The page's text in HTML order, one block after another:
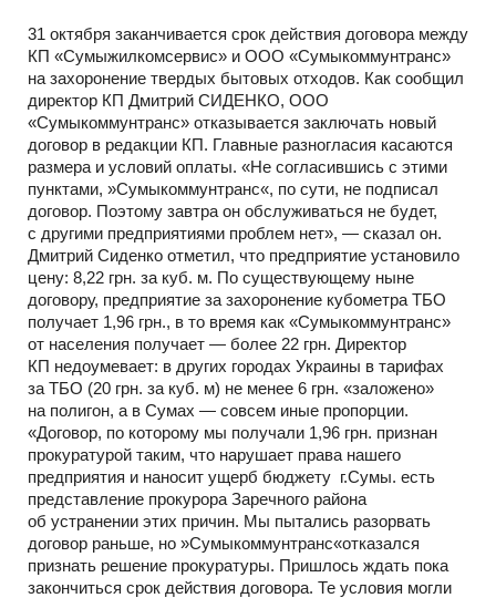
31 октября заканчивается срок действия договора между
КП «Сумыжилкомсервис» и ООО «Сумыкоммунтранс»
на захоронение твердых бытовых отходов. Как сообщил
директор КП Дмитрий СИДЕНКО, ООО
«Сумыкоммунтранс» отказывается заключать новый
договор в редакции КП. Главные разногласия касаются
размера и условий оплаты. «Не согласившись с этими
пунктами, »Сумыкоммунтранс«, по сути, не подписал
договор. Поэтому завтра он обслуживаться не будет,
с другими предприятиями проблем нет», — сказал он.
Дмитрий Сиденко отметил, что предприятие установило
цену: 8,22 грн. за куб. м. По существующему ныне
договору, предприятие за захоронение кубометра ТБО
получает 1,96 грн., в то время как «Сумыкоммунтранс»
от населения получает — более 22 грн. Директор
КП недоумевает: в других городах Украины в тарифах
за ТБО (20 грн. за куб. м) не менее 6 грн. «заложено»
на полигон, а в Сумах — совсем иные пропорции.
«Договор, по которому мы получали 1,96 грн. признан
прокуратурой таким, что нарушает права нашего
предприятия и наносит ущерб бюджету г.Сумы. есть
представление прокурора Заречного района
об устранении этих причин. Мы пытались разорвать
договор раньше, но »Сумыкоммунтранс«отказался
признать решение прокуратуры. Пришлось ждать пока
закончиться срок действия договора. Те условия могли